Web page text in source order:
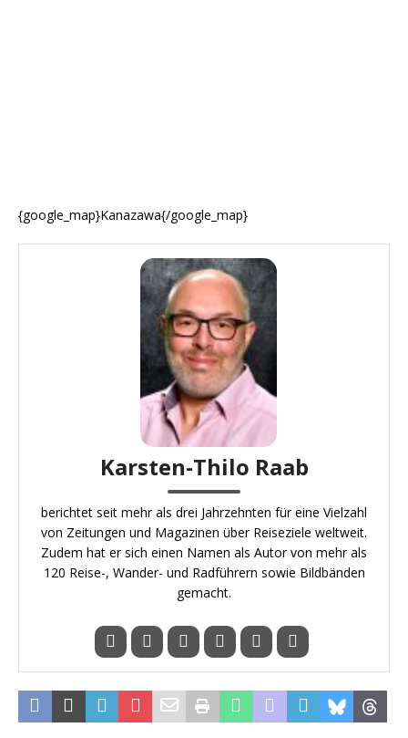
{google_map}Kanazawa{/google_map}
Karsten-Thilo Raab
berichtet seit mehr als drei Jahrzehnten für eine Vielzahl
von Zeitungen und Magazinen über Reiseziele weltweit.
Zudem hat er sich einen Namen als Autor von mehr als
120 Reise-, Wander- und Radführern sowie Bildbänden
gemacht.